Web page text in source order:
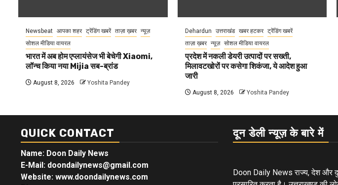
Newsbeat आपका शहर ट्रेंडिंग खबरें ताज़ा ख़बर न्यूज़
सोशल मीडिया वायरल
भारत में अब होम एप्लायंसेज भी बेचेगी Xiaomi,
लॉन्च किया नया Mijia सब-ब्रांड
August 8, 2026 Yoshita Pandey
Dehardun उत्तराखंड खबर हटकर
ट्रेंडिंग खबरें
ताज़ा ख़बर
न्यूज़ सोशल मीडिया वायरल
प्रदेश में नकली डेयरी उत्पादों पर सख्ती,
मिलावटखोरों पर कसेगा शिकंजा, ये आदेश हुआ
जारी
August 8, 2026 Yoshita Pandey
QUICK CONTACT
Name: Doon Daily News
E-Mail: doondailynews@gmail.com
Website: www.doondailynews.com
दून डेली न्यूज़ के बारे में
Doon Daily News राज्य, देश और